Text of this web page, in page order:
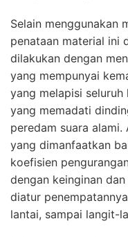
Selain menggunakan
penataan material ini
dilakukan dengan
yang mempunyai
yang melapisi
yang memadati
peredam suara alami.
yang dimanfaatkan
koefisien
dengan keinginan
diatur
lantai, sampai langit-